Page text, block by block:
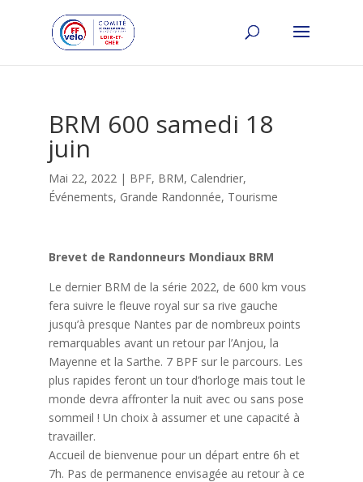
BRM 600 samedi 18
juin
Mai 22, 2022| BPF, BRM, Calendrier,
Événements, Grande Randonnée, Tourisme
Brevet de Randonneurs Mondiaux BRM
Le dernier BRM de la série 2022, de 600 km vous
fera suivre le fleuve royal sur sa rive gauche
jusqu’à presque Nantes par de nombreux points
remarquables avant un retour par l’Anjou, la
Mayenne et la Sarthe. 7 BPF sur le parcours. Les
plus rapides feront un tour d’horloge mais tout le
monde devra affronter la nuit avec ou sans pose
sommeil ! Un choix à assumer et une capacité à
travailler.
Accueil de bienvenue pour un départ entre 6h et
7h. Pas de permanence envisagée au retour à ce